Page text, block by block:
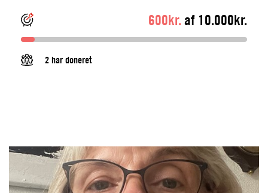
600kr. af 10.000kr.
2 har doneret